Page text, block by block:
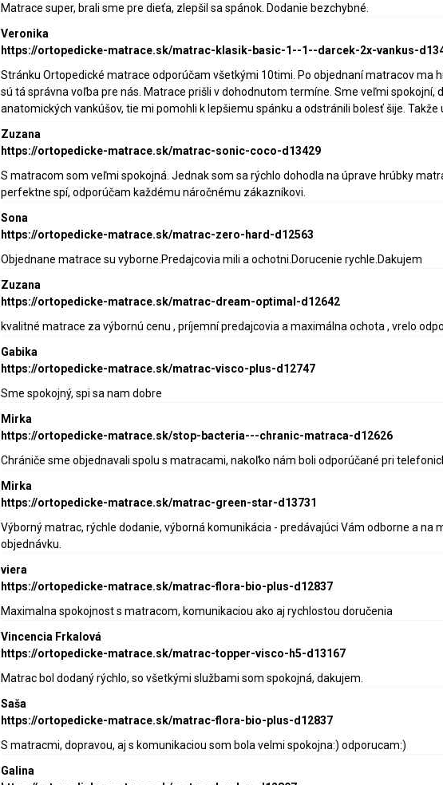
Matrace super, brali sme pre dieťa, zlepšil sa spánok. Dodanie bezchybné.
Veronika
https://ortopedicke-matrace.sk/matrac-klasik-basic-1--1--darcek-2x-vankus-
Stránku Ortopedické matrace odporúčam všetkými 10timi. Po objednaní matracov ma
sú tá správna voľba pre nás. Matrace prišli v dohodnutom termíne. Sme veľmi spokojní,
anatomických vankúšov, tie mi pomohli k lepšiemu spánku a odstránili bolesť šije. Takže
Zuzana
https://ortopedicke-matrace.sk/matrac-sonic-coco-d13429
S matracom som veľmi spokojná. Jednak som sa rýchlo dohodla na úprave hrúbky
perfektne spí, odporúčam každému náročnému zákazníkovi.
Sona
https://ortopedicke-matrace.sk/matrac-zero-hard-d12563
Objednane matrace su vyborne.Predajcovia mili a ochotni.Dorucenie rychle.Dakujem
Zuzana
https://ortopedicke-matrace.sk/matrac-dream-optimal-d12642
kvalitné matrace za výbornú cenu , príjemní predajcovia a maximálna ochota , vrelo
Gabika
https://ortopedicke-matrace.sk/matrac-visco-plus-d12747
Sme spokojný, spi sa nam dobre
Mirka
https://ortopedicke-matrace.sk/stop-bacteria---chranic-matraca-d12626
Chrániče sme objednavali spolu s matracami, nakoľko nám boli odporúčané pri
Mirka
https://ortopedicke-matrace.sk/matrac-green-star-d13731
Výborný matrac, rýchle dodanie, výborná komunikácia - predávajúci Vám odborne a
objednávku.
viera
https://ortopedicke-matrace.sk/matrac-flora-bio-plus-d12837
Maximalna spokojnost s matracom, komunikaciou ako aj rychlostou doručenia
Vincencia Frkalová
https://ortopedicke-matrace.sk/matrac-topper-visco-h5-d13167
Matrac bol dodaný rýchlo, so všetkými službami som spokojná, dakujem.
Saša
https://ortopedicke-matrace.sk/matrac-flora-bio-plus-d12837
S matracmi, dopravou, aj s komunikaciou som bola velmi spokojna:) odporucam:)
Galina